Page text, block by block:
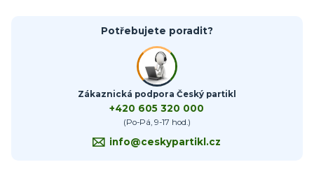
Potřebujete poradit?
Zákaznická podpora Český partikl
+420 605 320 000
(Po-Pá, 9-17 hod.)
info@ceskypartikl.cz